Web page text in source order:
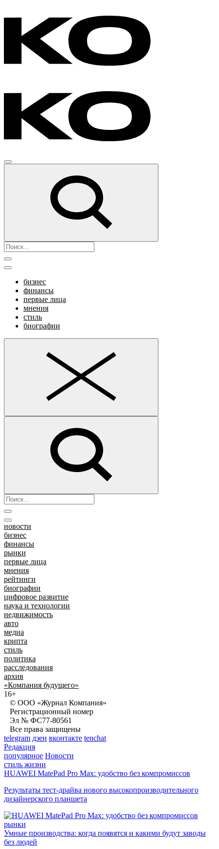
бизнес
финансы
первые лица
мнения
стиль
биографии
новости
бизнес
финансы
рынки
первые лица
мнения
рейтинги
биографии
цифровое развитие
наука и технологии
недвижимость
авто
медиа
крипта
стиль
политика
расследования
архив
«Компания будущего»
16+
© ООО «Журнал Компания»
Регистрационный номер
Эл № ФС77-80561
Все права защищены
telegram дзен вконтакте tenchat
Редакция
популярное Новости
стиль жизни
HUAWEI MatePad Pro Max: удобство без компромиссов
Результаты тест-драйва нового высокопроизводительного
дизайнерского планшета
рынки
Умные производства: когда появятся и какими будут заводы
без людей